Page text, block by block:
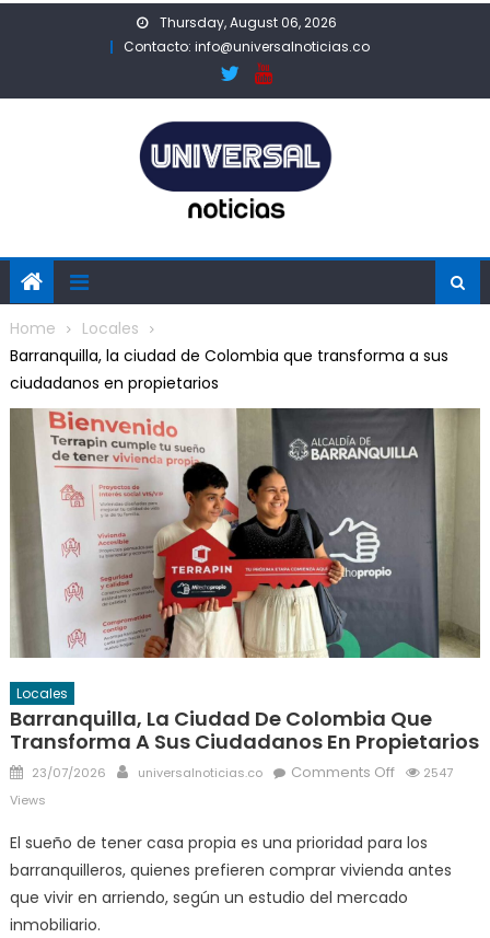
Thursday, August 06, 2026
Contacto: info@universalnoticias.co
Home
Locales
Barranquilla, la ciudad de Colombia que transforma a sus
ciudadanos en propietarios
Locales
Barranquilla, La Ciudad De Colombia Que
Transforma A Sus Ciudadanos En Propietarios
Posted
on
23/07/2026 Author
universalnoticias.co Comments Offon
ciudad
de
Colombia
2547
Views
El sueño de tener casa propia es una prioridad para los
barranquilleros, quienes prefieren comprar vivienda antes
que vivir en arriendo, según un estudio del mercado
inmobiliario.